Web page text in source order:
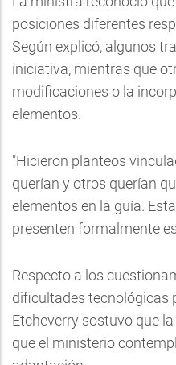
posiciones diferentes
Según explicó, algunos
iniciativa, mientras que
modificaciones o la
elementos.
"Hicieron planteos
querían y otros querían
elementos en la guía.
presenten formalmente
Respecto a los
dificultades tecnológicas
Etcheverry sostuvo que
que el ministerio